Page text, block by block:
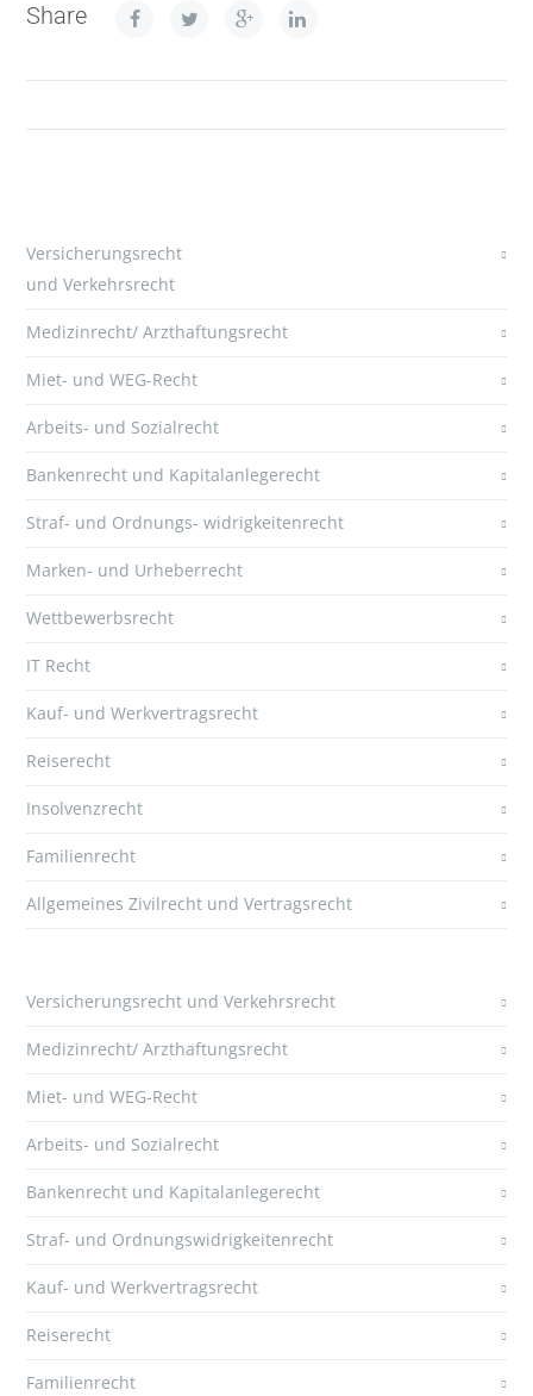
Share
Versicherungsrecht
und Verkehrsrecht
Medizinrecht/ Arzthaftungsrecht
Miet- und WEG-Recht
Arbeits- und Sozialrecht
Bankenrecht und Kapitalanlegerecht
Straf- und Ordnungs- widrigkeitenrecht
Marken- und Urheberrecht
Wettbewerbsrecht
IT Recht
Kauf- und Werkvertragsrecht
Reiserecht
Insolvenzrecht
Familienrecht
Allgemeines Zivilrecht und Vertragsrecht
Versicherungsrecht und Verkehrsrecht
Medizinrecht/ Arzthaftungsrecht
Miet- und WEG-Recht
Arbeits- und Sozialrecht
Bankenrecht und Kapitalanlegerecht
Straf- und Ordnungswidrigkeitenrecht
Kauf- und Werkvertragsrecht
Reiserecht
Familienrecht